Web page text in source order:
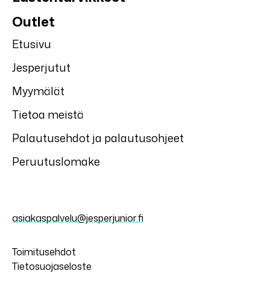
Outlet
Etusivu
Jesperjutut
Myymälät
Tietoa meistä
Palautusehdot ja palautusohjeet
Peruutuslomake
asiakaspalvelu@jesperjunior.fi
Toimitusehdot
Tietosuojaseloste